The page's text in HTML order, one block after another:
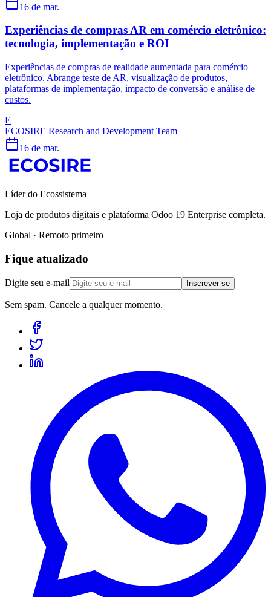
16 de mar.
Experiências de compras AR em comércio eletrônico:
tecnologia, implementação e ROI
Experiências de compras de realidade aumentada para comércio
eletrônico. Abrange teste de AR, visualização de produtos,
plataformas de implementação, impacto de conversão e análise de
custos.
E
ECOSIRE Research and Development Team
16 de mar.
Líder do Ecossistema
Loja de produtos digitais e plataforma Odoo 19 Enterprise completa.
Global · Remoto primeiro
Fique atualizado
Digite seu e-mail Inscrever-se
Sem spam. Cancele a qualquer momento.